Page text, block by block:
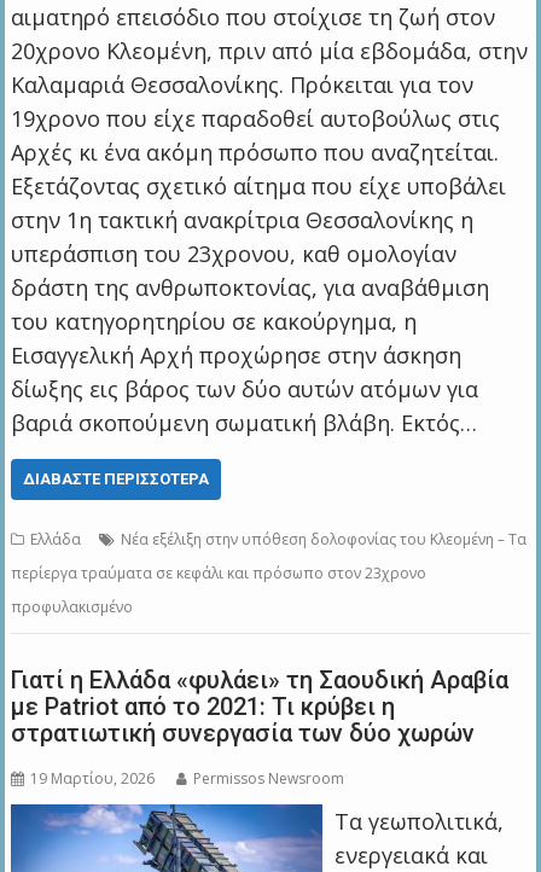
αιματηρό επεισόδιο που στοίχισε τη ζωή στον
20χρονο Κλεομένη, πριν από μία εβδομάδα, στην
Καλαμαριά Θεσσαλονίκης. Πρόκειται για τον
19χρονο που είχε παραδοθεί αυτοβούλως στις
Αρχές κι ένα ακόμη πρόσωπο που αναζητείται.
Εξετάζοντας σχετικό αίτημα που είχε υποβάλει
στην 1η τακτική ανακρίτρια Θεσσαλονίκης η
υπεράσπιση του 23χρονου, καθ ομολογίαν
δράστη της ανθρωποκτονίας, για αναβάθμιση
του κατηγορητηρίου σε κακούργημα, η
Εισαγγελική Αρχή προχώρησε στην άσκηση
δίωξης εις βάρος των δύο αυτών ατόμων για
βαριά σκοπούμενη σωματική βλάβη. Εκτός…
ΔΙΑΒΆΣΤΕ ΠΕΡΙΣΣΌΤΕΡΑ
Ελλάδα
Νέα εξέλιξη στην υπόθεση δολοφονίας του Κλεομένη – Τα
περίεργα τραύματα σε κεφάλι και πρόσωπο στον 23χρονο
προφυλακισμένο
Γιατί η Ελλάδα «φυλάει» τη Σαουδική Αραβία
με Patriot από το 2021: Τι κρύβει η
στρατιωτική συνεργασία των δύο χωρών
19 Μαρτίου, 2026 Permissos Newsroom
Τα γεωπολιτικά,
ενεργειακά και